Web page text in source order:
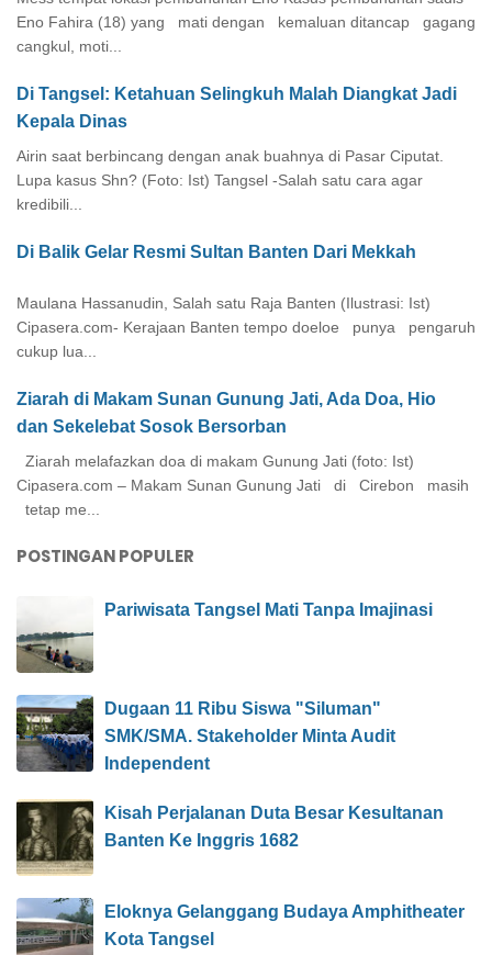
Eno Fahira (18) yang mati dengan kemaluan ditancap gagang
cangkul, moti...
Di Tangsel: Ketahuan Selingkuh Malah Diangkat Jadi
Kepala Dinas
Airin saat berbincang dengan anak buahnya di Pasar Ciputat.
Lupa kasus Shn? (Foto: Ist) Tangsel -Salah satu cara agar
kredibili...
Di Balik Gelar Resmi Sultan Banten Dari Mekkah
Maulana Hassanudin, Salah satu Raja Banten (Ilustrasi: Ist)
Cipasera.com- Kerajaan Banten tempo doeloe punya pengaruh
cukup lua...
Ziarah di Makam Sunan Gunung Jati, Ada Doa, Hio
dan Sekelebat Sosok Bersorban
Ziarah melafazkan doa di makam Gunung Jati (foto: Ist)
Cipasera.com – Makam Sunan Gunung Jati di Cirebon masih
tetap me...
POSTINGAN POPULER
Pariwisata Tangsel Mati Tanpa Imajinasi
Dugaan 11 Ribu Siswa "Siluman"
SMK/SMA. Stakeholder Minta Audit
Independent
Kisah Perjalanan Duta Besar Kesultanan
Banten Ke Inggris 1682
Eloknya Gelanggang Budaya Amphitheater
Kota Tangsel